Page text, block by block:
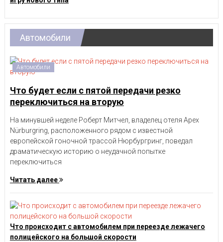
Автомобили
Автомобили
Что будет если с пятой передачи резко
переключиться на вторую
На минувшей неделе Роберт Митчел, владелец отеля Apex
Nürburgring, расположенного рядом с известной
европейской гоночной трассой Нюрбургринг, поведал
драматическую историю о неудачной попытке
переключиться
Читать далее
Что происходит с автомобилем при переезде лежачего
полицейского на большой скорости